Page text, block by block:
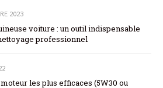
2023
voiture : un outil indispensable
professionnel
les plus efficaces (5W30 ou